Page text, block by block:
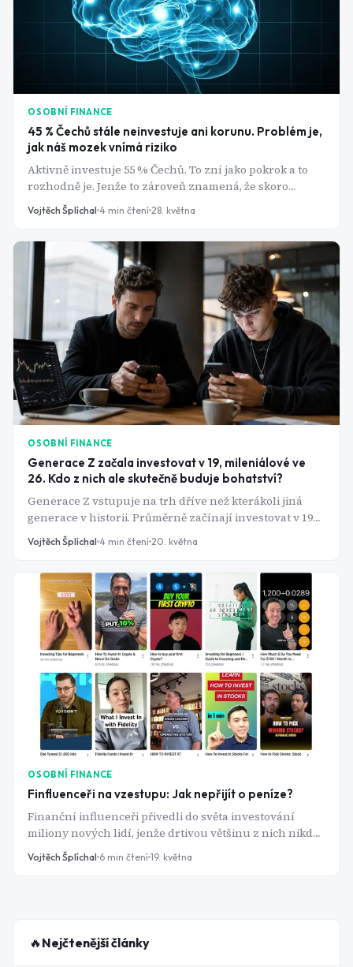
OSOBNÍ FINANCE
45 % Čechů stále neinvestuje ani korunu. Problém je,
jak náš mozek vnímá riziko
Aktivně investuje 55 % Čechů. To zní jako pokrok a to
rozhodně je. Jenže to zároveň znamená, že skoro
polovina dospělé populace stále není na trhu vůbec.
Ne proto, že by neměla přístup k brokerovi. Ne proto, že
jejich hlavě se odehrává něco, co je vždy přesvědčí, aby
počkali.
Vojtěch Šplíchal 4 min čtení 28. května
OSOBNÍ FINANCE
Generace Z začala investovat v 19, mileniálové ve
26. Kdo z nich ale skutečně buduje bohatství?
Generace Z vstupuje na trh dříve než kterákoli jiná
generace v historii. Průměrně začínají investovat v 19
letech - o sedm let dříve než mileniálové. Jenže rychlý
start ještě neznamená chytřejší přístup. Data ukazují,
celou generaci mohou připravit o výraznou část
výnosu.
Vojtěch Šplíchal 4 min čtení 20. května
OSOBNÍ FINANCE
Finfluenceři na vzestupu: Jak nepřijít o peníze?
Finanční influenceři přivedli do světa investování
miliony nových lidí, jenže drtivou většinu z nich nikdo
nereguluje ani nekontroluje. A tam, kde jsou velké
peníze a malá regulace, dřív nebo později přijde
Vojtěch Šplíchal 6 min čtení 19. května
🔥 Nejčtenější články